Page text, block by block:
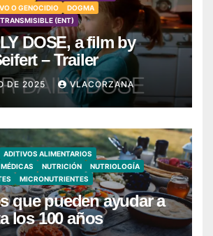
O GENOCIDIO
DOGMA
(ENT)
DOSE, a film by
– Trailer
DE 2025 VLACORZANA
ADITIVOS ALIMENTARIOS
NUTRICIÓN
NUTRIOLOGÍA
MICRONUTRIENTES
que pueden ayudar a
los 100 años